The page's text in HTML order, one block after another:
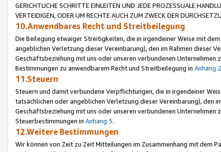
GERICHTLICHE SCHRITTE EINLEITEN UND JEDE PROZESSUALE
VERTEIDIGEN, ODER UM RECHTE AUCH ZUM ZWECK DER
10.Anwendbares Recht und Streitbeilegung
Die Beilegung etwaiger Streitigkeiten, die in irgendeiner Weise mit
angeblichen Verletzung dieser Vereinbarung), den im Rahmen dieser
Geschäftsbeziehung mit uns oder unseren verbundenen
Bestimmungen zu anwendbarem Recht und Streitbeilegung in Anhang 2
11.Steuern
Steuern und damit verbundene Verpflichtungen, die in irgendeiner
tatsächlichen oder angeblichen Verletzung dieser Vereinbarung), den
Geschäftsbeziehung mit uns oder unseren verbundenen
Steuerbestimmungen in Anhang 3.
12.Weitere Bestimmungen
Wir können von Zeit zu Zeit Mitteilungen im Zusammenhang mit dem